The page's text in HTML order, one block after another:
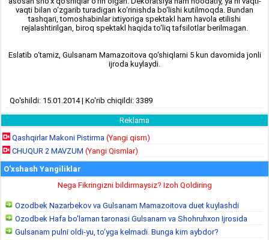
vaqti bilan o‘zgarib turadigan ko‘rinishda bo‘lishi kutilmoqda. Bundan
tashqari, tomoshabinlar ixtiyoriga spektakl ham havola etilishi
rejalashtirilgan, biroq spektakl haqida to‘liq tafsilotlar berilmagan.
Eslatib o‘tamiz, Gulsanam Mamazoitova qo‘shiqlarni 5 kun davomida jonli
ijroda kuylaydi.
Qo'shildi: 15.01.2014 | Ko'rib chiqildi: 3389
Reklama
Qashqirlar Makoni Pistirma (Yangi qism)
CHUQUR 2 MAVZUM (Yangi Qismlar)
O'xshash Yangiliklar
Nega Fikringizni bildirmaysiz? Izoh Qoldiring
Ozodbek Nazarbekov va Gulsanam Mamazoitova duet kuylashdi
Ozodbek Hafa bo'laman taronasi Gulsanam va Shohruhxon Ijrosida
Gulsanam pulni oldi-yu, to‘yga kelmadi. Bunga kim aybdor?